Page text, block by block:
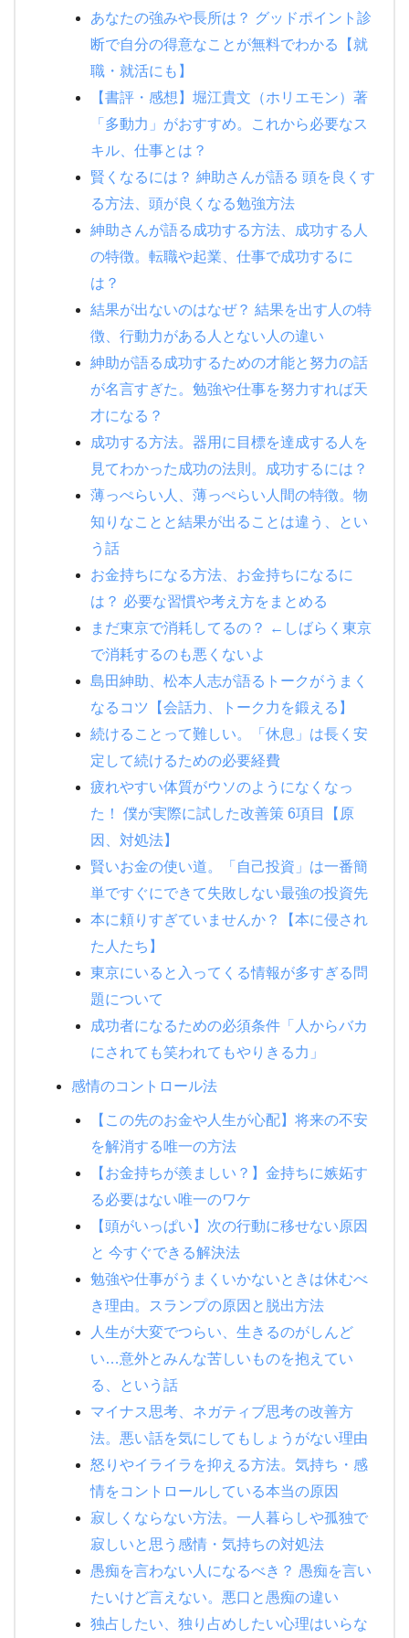
あなたの強みや長所は？ グッドポイント診
断で自分の得意なことが無料でわかる【就
職・就活にも】
【書評・感想】堀江貴文（ホリエモン）著
「多動力」がおすすめ。これから必要なス
キル、仕事とは？
賢くなるには？ 紳助さんが語る 頭を良くす
る方法、頭が良くなる勉強方法
紳助さんが語る成功する方法、成功する人
の特徴。転職や起業、仕事で成功するに
は？
結果が出ないのはなぜ？ 結果を出す人の特
徴、行動力がある人とない人の違い
紳助が語る成功するための才能と努力の話
が名言すぎた。勉強や仕事を努力すれば天
才になる？
成功する方法。器用に目標を達成する人を
見てわかった成功の法則。成功するには？
薄っぺらい人、薄っぺらい人間の特徴。物
知りなことと結果が出ることは違う、とい
う話
お金持ちになる方法、お金持ちになるに
は？ 必要な習慣や考え方をまとめる
まだ東京で消耗してるの？ ←しばらく東京
で消耗するのも悪くないよ
島田紳助、松本人志が語るトークがうまく
なるコツ【会話力、トーク力を鍛える】
続けることって難しい。「休息」は長く安
定して続けるための必要経費
疲れやすい体質がウソのようになくなっ
た！ 僕が実際に試した改善策 6項目【原
因、対処法】
賢いお金の使い道。「自己投資」は一番簡
単ですぐにできて失敗しない最強の投資先
本に頼りすぎていませんか？【本に侵され
た人たち】
東京にいると入ってくる情報が多すぎる問
題について
成功者になるための必須条件「人からバカ
にされても笑われてもやりきる力」
感情のコントロール法
【この先のお金や人生が心配】将来の不安
を解消する唯一の方法
【お金持ちが羨ましい？】金持ちに嫉妬す
る必要はない唯一のワケ
【頭がいっぱい】次の行動に移せない原因
と 今すぐできる解決法
勉強や仕事がうまくいかないときは休むべ
き理由。スランプの原因と脱出方法
人生が大変でつらい、生きるのがしんど
い…意外とみんな苦しいものを抱えてい
る、という話
マイナス思考、ネガティブ思考の改善方
法。悪い話を気にしてもしょうがない理由
怒りやイライラを抑える方法。気持ち・感
情をコントロールしている本当の原因
寂しくならない方法。一人暮らしや孤独で
寂しいと思う感情・気持ちの対処法
愚痴を言わない人になるべき？ 愚痴を言い
たいけど言えない。悪口と愚痴の違い
独占したい、独り占めしたい心理はいらな